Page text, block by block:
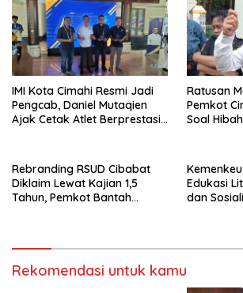
IMI Kota Cimahi Resmi Jadi
Pengcab, Daniel Mutaqien
Ajak Cetak Atlet Berprestasi
Ratusan
Pemkot
Soal
Rebranding RSUD Cibabat
Diklaim Lewat Kajian 1,5
Tahun, Pemkot Bantah
Edukasi
dan
Rekomendasi untuk kamu